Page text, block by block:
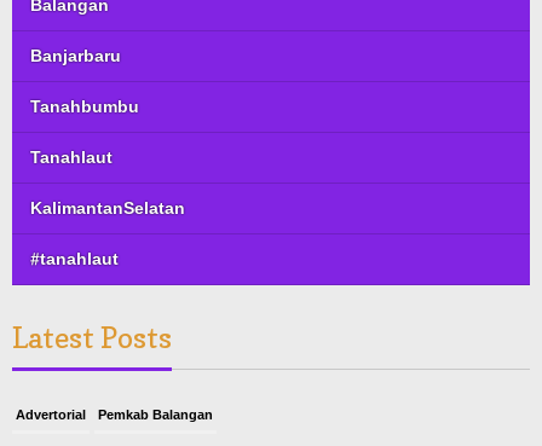
Banjarbaru
Tanahbumbu
Tanahlaut
KalimantanSelatan
#tanahlaut
Latest Posts
Advertorial Pemkab Balangan